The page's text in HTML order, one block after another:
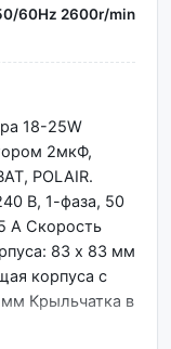
60Hz 2600r/min
18-25W
2мкФ,
POLAIR.
В, 1-фаза, 50
А Скорость
83 х 83 мм
корпуса с
Крыльчатка в